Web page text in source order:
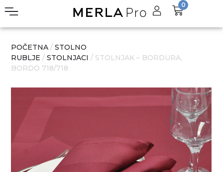
0
POČETNA /STOLNO
RUBLJE /STOLNJACI / STOLNJAK – BORDURA,
BORDO 718/718